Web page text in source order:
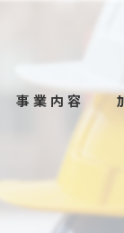
事業内容